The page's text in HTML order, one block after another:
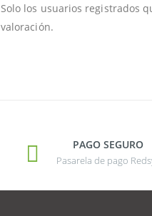
Solo los usuarios registrados
valoración.
PAGO SEGURO
Pasarela de pago